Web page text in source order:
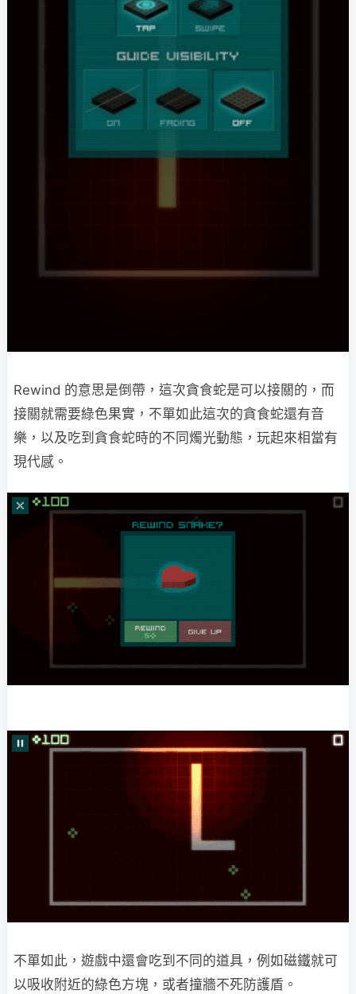
Rewind 的意思是倒帶，這次貪食蛇是可以接關的，而
接關就需要綠色果實，不單如此這次的貪食蛇還有音
樂，以及吃到貪食蛇時的不同燭光動態，玩起來相當有
現代感。
不單如此，遊戲中還會吃到不同的道具，例如磁鐵就可
以吸收附近的綠色方塊，或者撞牆不死防護盾。